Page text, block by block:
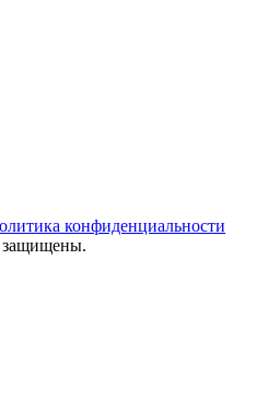
конфиденциальности
защищены.